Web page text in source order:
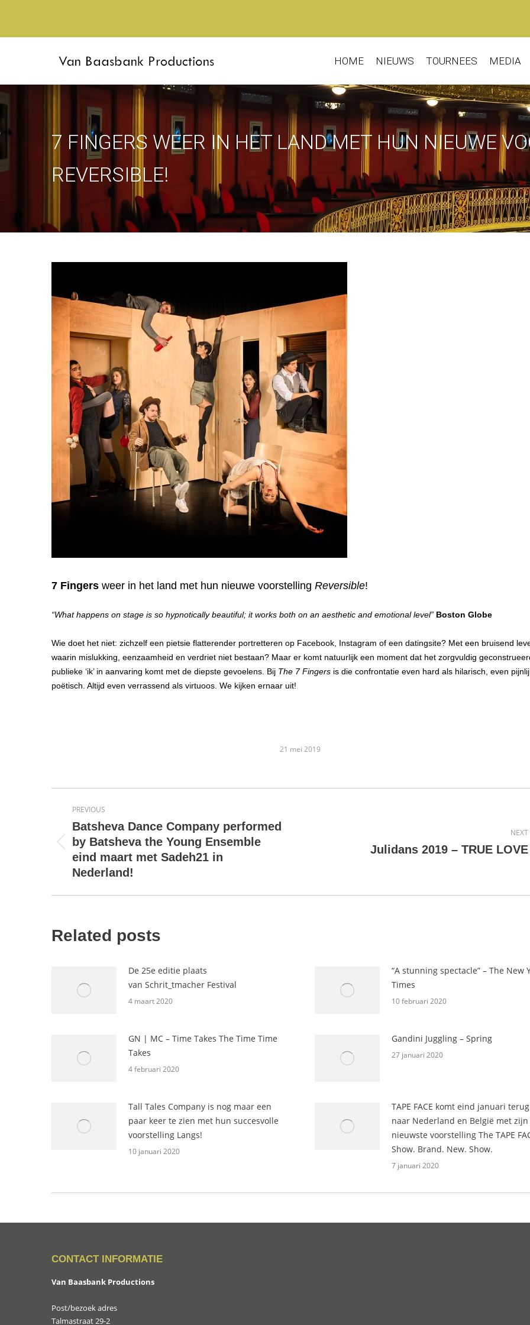
HOME NIEUWS TOURNEES MEDIA
7 FINGERS WEER IN HET LAND MET HUN NIEUWE
REVERSIBLE!
7 Fingers weer in het land met hun nieuwe voorstelling Reversible!
“What happens on stage is so hypnotically beautiful; it works both on an aesthetic and emotional level” Boston Globe
Wie doet het niet: zichzelf een pietsie flatterender portretteren op Facebook, Instagram of een datingsite? Met een bruisend
waarin mislukking, eenzaamheid en verdriet niet bestaan? Maar er komt natuurlijk een moment dat het zorgvuldig
publieke ‘ik’ in aanvaring komt met de diepste gevoelens. Bij The 7 Fingers is die confrontatie even hard als hilarisch, even
poëtisch. Altijd even verrassend als virtuoos. We kijken ernaar uit!
21 mei 2019
navigation
PREVIOUS
Previous
post:
Batsheva Dance Company performed
by Batsheva the Young Ensemble
eind maart met Sadeh21 in
Nederland!
NEXT
Julidans 2019 – TRUE LOVE
Related posts
De 25e editie plaats
van Schrit_tmacher Festival
4 maart 2020
“A stunning spectacle” – The New
Times
10 februari 2020
GN | MC – Time Takes The Time Time
Takes
4 februari 2020
Gandini Juggling – Spring
27 januari 2020
Tall Tales Company is nog maar een
paar keer te zien met hun succesvolle
voorstelling Langs!
10 januari 2020
TAPE FACE komt eind januari terug
naar Nederland en België met zijn
nieuwste voorstelling The TAPE
Show. Brand. New. Show.
7 januari 2020
CONTACT INFORMATIE
Van Baasbank Productions
Post/bezoek adres
Talmastraat 29-2